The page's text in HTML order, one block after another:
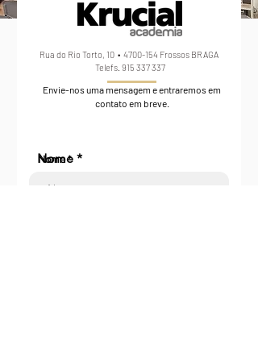
Envie-nos uma mensagem e entraremos em
contato em breve.
Rua do Rio Torto, 10 • 4700-154 Frossos BRAGA
Telefs. 915 337 337
Nome
Nome *